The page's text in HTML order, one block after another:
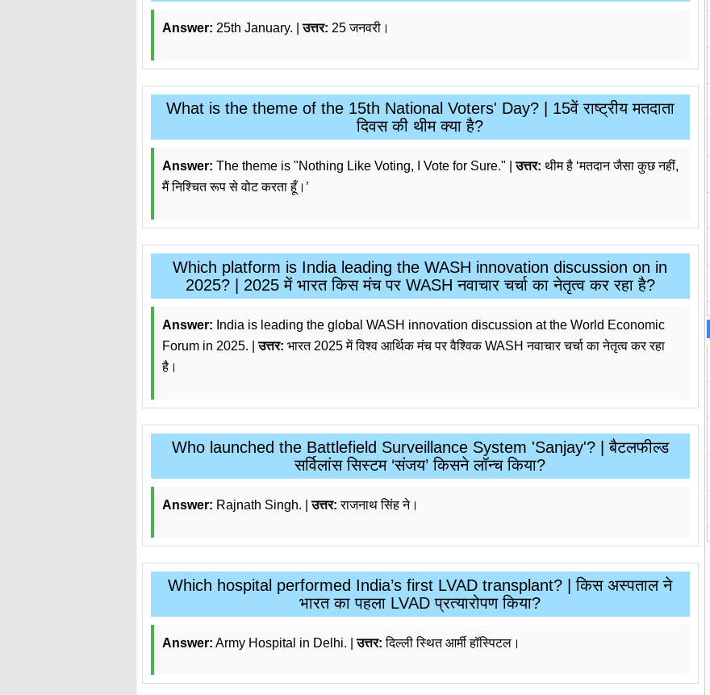
Answer: 25th January. |उत्तर: 25 जनवरी।
What is the theme of the 15th National Voters' Day? | 15वें राष्ट्रीय मतदाता
दिवस की थीम क्या है?
Answer: The theme is "Nothing Like Voting, I Vote for Sure." |उत्तर: थीम है ‘मतदान जैसा कुछ नहीं,
मैं निश्चित रूप से वोट करता हूँ।’
Which platform is India leading the WASH innovation discussion on in
2025? | 2025 में भारत किस मंच पर WASH नवाचार चर्चा का नेतृत्व कर रहा है?
Answer: India is leading the global WASH innovation discussion at the World Economic
Forum in 2025. |उत्तर: भारत 2025 में विश्व आर्थिक मंच पर वैश्विक WASH नवाचार चर्चा का नेतृत्व कर रहा
है।
Who launched the Battlefield Surveillance System 'Sanjay'? | बैटलफील्ड
सर्विलांस सिस्टम ‘संजय’ किसने लॉन्च किया?
Answer: Rajnath Singh. |उत्तर: राजनाथ सिंह ने।
Which hospital performed India’s first LVAD transplant? | किस अस्पताल ने
भारत का पहला LVAD प्रत्यारोपण किया?
Answer: Army Hospital in Delhi. |उत्तर: दिल्ली स्थित आर्मी हॉस्पिटल।